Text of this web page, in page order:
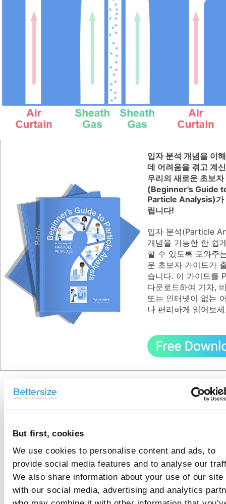
But first, cookies
We use cookies to personalise content and ads, to
provide social media features and to analyse our
We also share information about your use of our site
with our social media, advertising and analytics
입자 분석 개념을 이
데 어려움을 겪고 계
우리의 새로운 초보
(Beginner's Guide
Particle Analysis)가
립니다!
입자 분석(Particle
개념을 가능한 한 쉽
할 수 있도록 도와주
운 초보자 가이드가
습니다. 이 가이드를
다운로드하여 기차,
또는 인터넷이 없는
나 편리하게 읽어보
Recommended
습식 방법을 사용
할 때 입자는 어
떻게 분산되나
요?
레이저 회절 입도 분석
에서 미세한 입자가 현
탁액 내에서 응집되면
부정확한 결과가 발생
할 수 있습니다. 따라서
건식 방법을 사용